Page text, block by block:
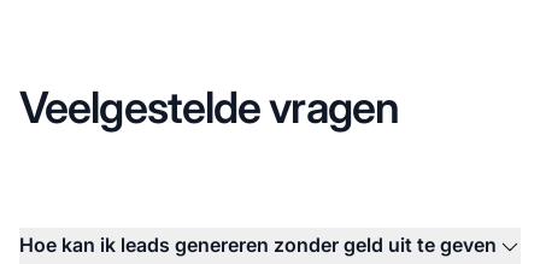
Veelgestelde vragen
Hoe kan ik leads genereren zonder geld uit te geven